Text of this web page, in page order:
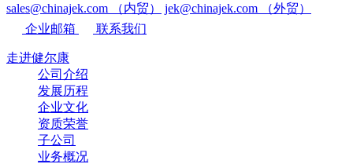
sales@chinajek.com （内贸）
jek@chinajek.com （外贸）
企业邮箱
联系我们
走进健尔康
公司介绍
发展历程
企业文化
资质荣誉
子公司
业务概况